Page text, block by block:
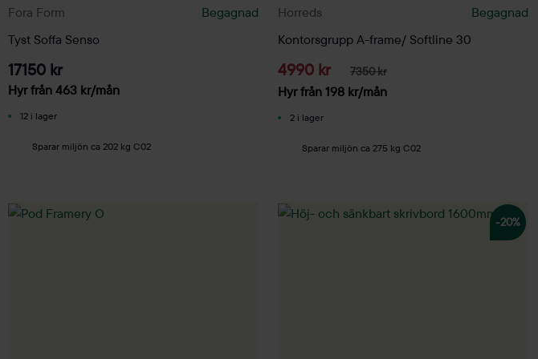
Fora Form
Begagnad
Tyst Soffa Senso
17150 kr
Hyr från 463 kr/mån
12 i lager
Sparar miljön ca 202 kg C02
Horreds
Begagnad
Kontorsgrupp A-frame/ Softline 30
4990 kr 7350 kr
Hyr från 198 kr/mån
2 i lager
Sparar miljön ca 275 kg C02
-20%